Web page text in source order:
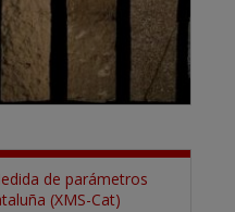
de parámetros
(XMS-Cat)